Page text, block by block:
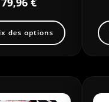
des options